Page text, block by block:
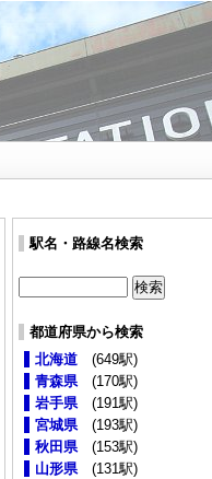
駅名・路線名検索
都道府県から検索
北海道 (649駅)
青森県(170駅)
岩手県(191駅)
宮城県(193駅)
秋田県(153駅)
山形県(131駅)